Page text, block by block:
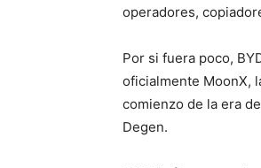
operadores,
Por si fuera poco,
oficialmente MoonX,
comienzo de la era
Degen.